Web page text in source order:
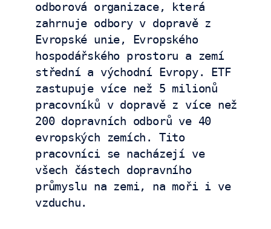
odborová organizace, která
zahrnuje odbory v dopravě z
Evropské unie, Evropského
hospodářského prostoru a zemí
střední a východní Evropy. ETF
zastupuje více než 5 milionů
pracovníků v dopravě z více než
200 dopravních odborů ve 40
evropských zemích. Tito
pracovníci se nacházejí ve
všech částech dopravního
průmyslu na zemi, na moři i ve
vzduchu.